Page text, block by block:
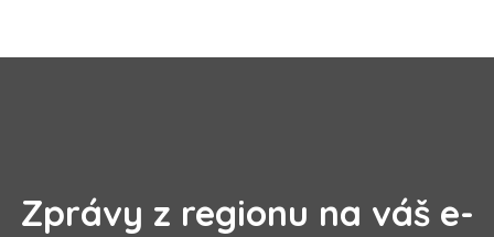
Zprávy z regionu na váš e-